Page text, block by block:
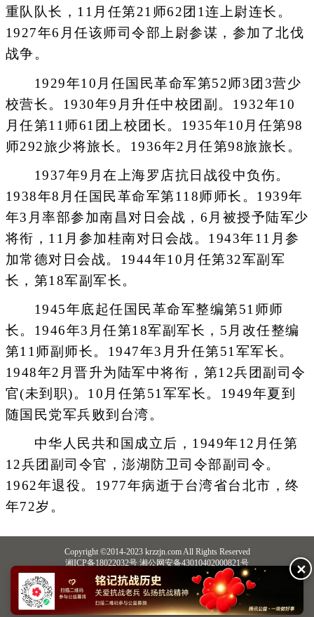
重队队长，11月任第21师62团1连上尉连长。
1927年6月任该师司令部上尉参谋，参加了北伐
战争。
1929年10月任国民革命军第52师3团3营少
校营长。1930年9月升任中校团副。1932年10
月任第11师61团上校团长。1935年10月任第98
师292旅少将旅长。1936年2月任第98旅旅长。
1937年9月在上海罗店抗日战役中负伤。
1938年8月任国民革命军第118师师长。1939年
年3月率部参加南昌对日会战，6月被授予陆军少
将衔，11月参加桂南对日会战。1943年11月参
加常德对日会战。1944年10月任第32军副军
长，第18军副军长。
1945年底起任国民革命军整编第51师师
长。1946年3月任第18军副军长，5月改任整编
第11师副师长。1947年3月升任第51军军长。
1948年2月晋升为陆军中将衔，第12兵团副司令
官(未到职)。10月任第51军军长。1949年夏到
随国民党军兵败到台湾。
中华人民共和国成立后，1949年12月任第
12兵团副司令官，澎湖防卫司令部副司令。
1962年退役。1977年病逝于台湾省台北市，终
年72岁。
Copyright ©2014-2023 krzzjn.com All Rights Reserved
湘ICP备18022032号 湘公网安备43010402000821号
中央网信办违法和不良信息举报中心
长沙市互联网违法和不良信息举报中心
不良信息举报电话：0731-85531328 19198230121（微信同号）
纠错电话：18182129125 15116420702
QQ：2652168198
✕